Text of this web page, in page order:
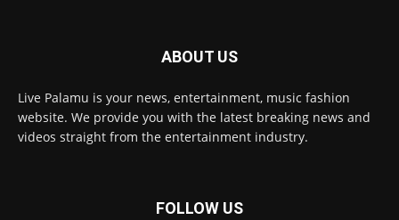
ABOUT US
Live Palamu is your news, entertainment, music fashion
website. We provide you with the latest breaking news and
videos straight from the entertainment industry.
FOLLOW US